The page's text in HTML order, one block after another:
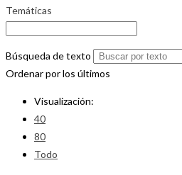
Temáticas
Búsqueda de texto
Ordenar por los últimos
Visualización:
40
80
Todo